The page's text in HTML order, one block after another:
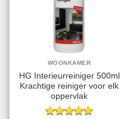
WOONKAMER
HG Interieurreiniger 500ml
Krachtige reiniger voor elk
oppervlak